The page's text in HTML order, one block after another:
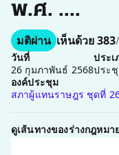
พ.ศ. ....
มติผ่าน เห็นด้วย 383
วันที่
26 กุมภาพันธ์ 2568
ประ
ประ
องค์ประชุม
สภาผู้แทนราษฎร ชุดที่
ดูเส้นทางของร่างกฎหมา